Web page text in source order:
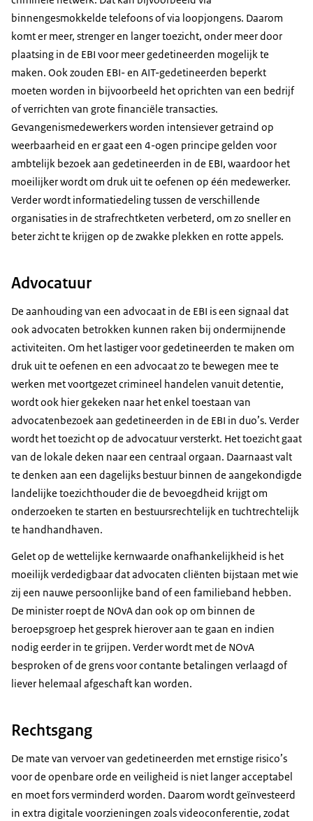
binnengesmokkelde telefoons of via loopjongens. Daarom
komt er meer, strenger en langer toezicht, onder meer door
plaatsing in de EBI voor meer gedetineerden mogelijk te
maken. Ook zouden EBI- en AIT-gedetineerden beperkt
moeten worden in bijvoorbeeld het oprichten van een bedrijf
of verrichten van grote financiële transacties.
Gevangenismedewerkers worden intensiever getraind op
weerbaarheid en er gaat een 4-ogen principe gelden voor
ambtelijk bezoek aan gedetineerden in de EBI, waardoor het
moeilijker wordt om druk uit te oefenen op één medewerker.
Verder wordt informatiedeling tussen de verschillende
organisaties in de strafrechtketen verbeterd, om zo sneller en
beter zicht te krijgen op de zwakke plekken en rotte appels.
Advocatuur
De aanhouding van een advocaat in de EBI is een signaal dat
ook advocaten betrokken kunnen raken bij ondermijnende
activiteiten. Om het lastiger voor gedetineerden te maken om
druk uit te oefenen en een advocaat zo te bewegen mee te
werken met voortgezet crimineel handelen vanuit detentie,
wordt ook hier gekeken naar het enkel toestaan van
advocatenbezoek aan gedetineerden in de EBI in duo’s. Verder
wordt het toezicht op de advocatuur versterkt. Het toezicht gaat
van de lokale deken naar een centraal orgaan. Daarnaast valt
te denken aan een dagelijks bestuur binnen de aangekondigde
landelijke toezichthouder die de bevoegdheid krijgt om
onderzoeken te starten en bestuursrechtelijk en tuchtrechtelijk
te handhandhaven.
Gelet op de wettelijke kernwaarde onafhankelijkheid is het
moeilijk verdedigbaar dat advocaten cliënten bijstaan met wie
zij een nauwe persoonlijke band of een familieband hebben.
De minister roept de NOvA dan ook op om binnen de
beroepsgroep het gesprek hierover aan te gaan en indien
nodig eerder in te grijpen. Verder wordt met de NOvA
besproken of de grens voor contante betalingen verlaagd of
liever helemaal afgeschaft kan worden.
Rechtsgang
De mate van vervoer van gedetineerden met ernstige risico’s
voor de openbare orde en veiligheid is niet langer acceptabel
en moet fors verminderd worden. Daarom wordt geïnvesteerd
in extra digitale voorzieningen zoals videoconferentie, zodat